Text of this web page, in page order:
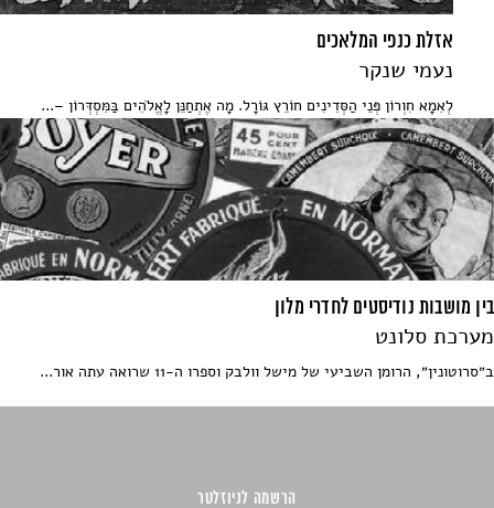
אזלת כנפי המלאכים
נעמי שנקר
לְאִמָא חִוְרוֹן פְּנֵי הַסְּדִינִים חוֹרֵץ גּוֹרָל. מָה אֶתְחַנֵּן לָאֱלֹהִים בַּמִּסְדְּרוֹן –...
בין מושבות נודיסטים לחדרי מלון
מערכת סלונט
ב״סרוטונין״, הרומן השביעי של מישל וולבק וספרו ה-11 שרואה עתה אור...
הרשמה לניוזלטר